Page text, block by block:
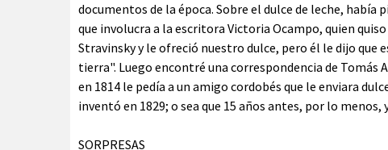
documentos de la época. Sobre el dulce de leche,
que involucra a la escritora Victoria Ocampo, quien
Stravinsky y le ofreció nuestro dulce, pero él le dijo que
tierra". Luego encontré una correspondencia de Tomás
en 1814 le pedía a un amigo cordobés que le enviara
inventó en 1829; o sea que 15 años antes, por lo menos,
SORPRESAS